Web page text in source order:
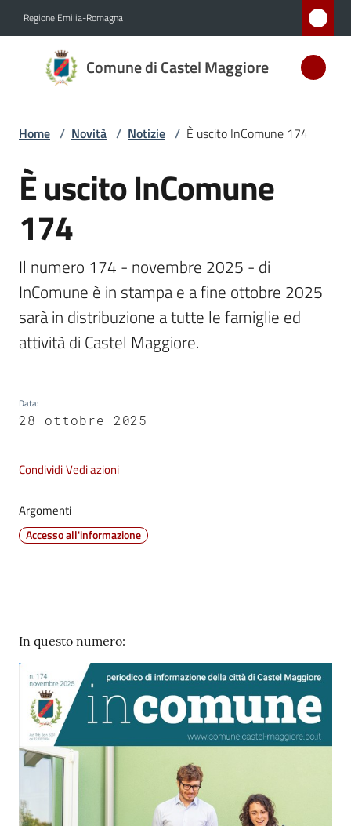
Regione Emilia-Romagna
Comune di Castel Maggiore
Comune
di Castel
D'ARGENTO
CIVILE
Amministrazione
Novità
Menu selezionato
Servizi
Maggiore
Amministrazione
Trasparente
gli
argomenti...
Seguici
su
Home / Novità / Notizie / È uscito InComune 174
Salta al contenuto
È uscito InComune
174
Il numero 174 - novembre 2025 - di
InComune è in stampa e a fine ottobre 2025
sarà in distribuzione a tutte le famiglie ed
attività di Castel Maggiore.
Data:
28 ottobre 2025
CondividiVedi azioni
Argomenti
Accesso all'informazione
Contenuto
In questo numero: